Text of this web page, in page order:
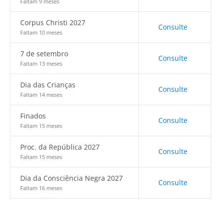
Corpus Christi 2027
Faltam 10 meses
Consulte
7 de setembro
Faltam 13 meses
Consulte
Dia das Crianças
Faltam 14 meses
Consulte
Finados
Faltam 15 meses
Consulte
Proc. da República 2027
Faltam 15 meses
Consulte
Dia da Consciência Negra 2027
Faltam 16 meses
Consulte